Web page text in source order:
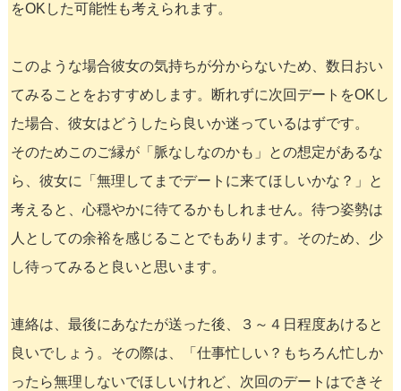
をOKした可能性も考えられます。
このような場合彼女の気持ちが分からないため、数日おい
てみることをおすすめします。断れずに次回デートをOKし
た場合、彼女はどうしたら良いか迷っているはずです。
そのためこのご縁が「脈なしなのかも」との想定があるな
ら、彼女に「無理してまでデートに来てほしいかな？」と
考えると、心穏やかに待てるかもしれません。待つ姿勢は
人としての余裕を感じることでもあります。そのため、少
し待ってみると良いと思います。
連絡は、最後にあなたが送った後、３～４日程度あけると
良いでしょう。その際は、「仕事忙しい？もちろん忙しか
ったら無理しないでほしいけれど、次回のデートはできそ